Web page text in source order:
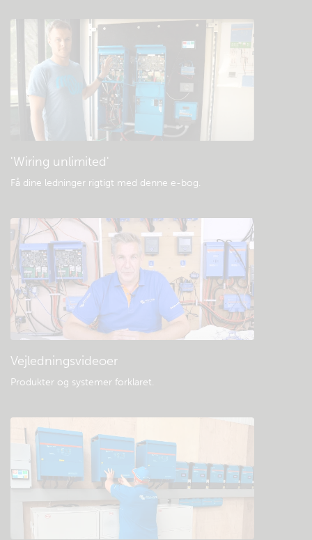
Tjek fællesskabets videnbase
Generelle downloads og dokumentation
'Wiring unlimited'
Få dine ledninger rigtigt med denne e-bog.
Vejledningsvideoer
Produkter og systemer forklaret.